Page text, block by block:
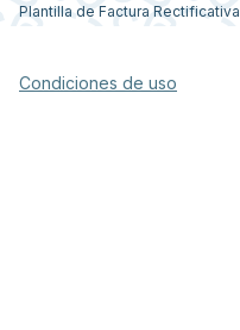
Plantilla de Factura Rectificativa
Condiciones de uso